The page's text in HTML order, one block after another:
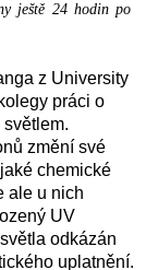
ještě 24 hodin po
z University
práci o
světlem.
změní své
chemické
ale u nich
UV
odkázán
uplatnění.